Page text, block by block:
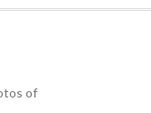
of